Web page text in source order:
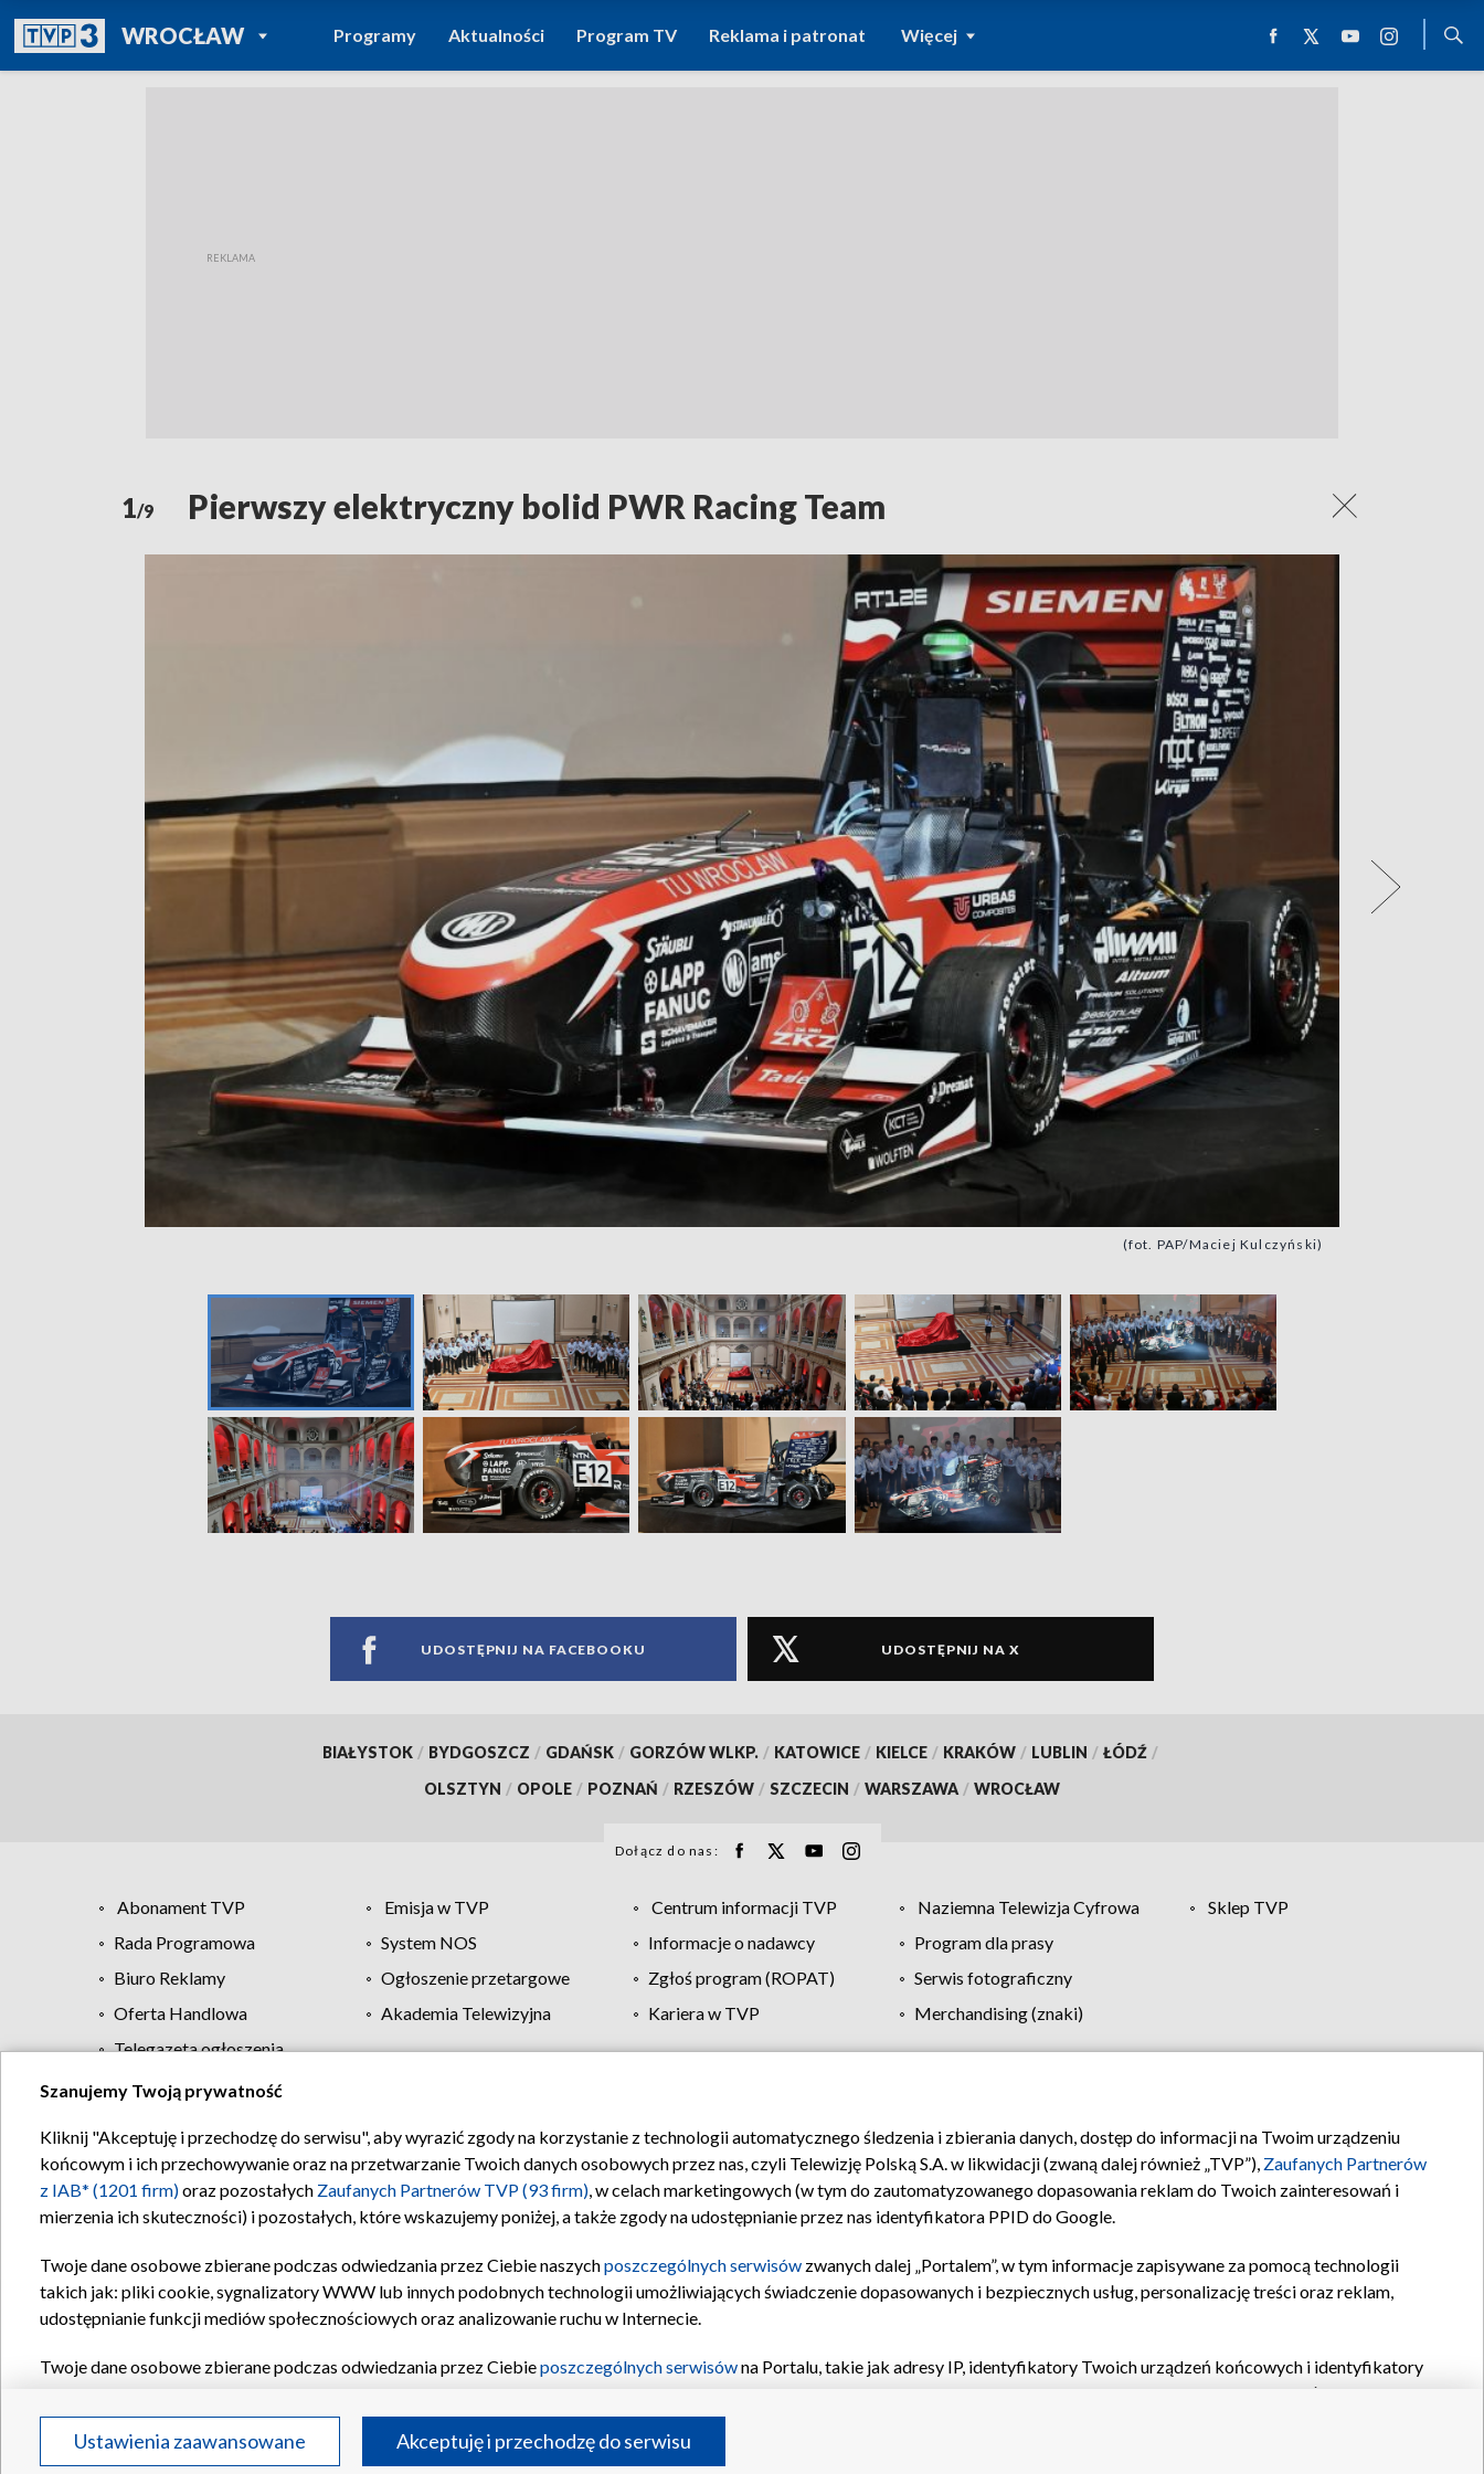
WROCŁAWPOWRÓT DO
TVP REGIONY
Programy Aktualności Program TV Reklama i patronat Więcej
1/9 Pierwszy elektryczny bolid PWR Racing Team
(fot. PAP/Maciej Kulczyński)
UDOSTĘPNIJ NA FACEBOOKU UDOSTĘPNIJ NA X
BIAŁYSTOK / BYDGOSZCZ / GDAŃSK / GORZÓW WLKP. / KATOWICE / KIELCE / KRAKÓW / LUBLIN / ŁÓDŹ /
OLSZTYN / OPOLE / POZNAŃ / RZESZÓW / SZCZECIN / WARSZAWA / WROCŁAW
Dołącz do nas:
Abonament TVP Emisja w TVP Centrum informacji TVP Naziemna Telewizja Cyfrowa
Sklep TVP
Rada Programowa
System NOS Informacje o nadawcy
Program dla prasy
Biuro Reklamy
Ogłoszenie przetargowe Zgłoś program (ROPAT)
Serwis fotograficzny
Oferta Handlowa
Akademia Telewizyjna Kariera w TVP
Merchandising (znaki)
Telegazeta ogłoszenia
Regulamin TVP Polityka prywatności Moje zgody Pomoc Biuro reklamy Kontakt
Szanujemy Twoją prywatność
Kliknij "Akceptuję i przechodzę do serwisu", aby wyrazić zgody na korzystanie z technologii automatycznego śledzenia i zbierania danych, dostęp do informacji na Twoim urządzeniu
końcowym i ich przechowywanie oraz na przetwarzanie Twoich danych osobowych przez nas, czyli Telewizję Polską S.A. w likwidacji (zwaną dalej również „TVP”), Zaufanych Partnerów
z IAB* (1201 firm)oraz pozostałych Zaufanych Partnerów TVP (93 firm), w celach marketingowych (w tym do zautomatyzowanego dopasowania reklam do Twoich zainteresowań i
mierzenia ich skuteczności) i pozostałych, które wskazujemy poniżej, a także zgody na udostępnianie przez nas identyfikatora PPID do Google.
Twoje dane osobowe zbierane podczas odwiedzania przez Ciebie naszychposzczególnych serwisów zwanych dalej „Portalem”, w tym informacje zapisywane za pomocą technologii
takich jak: pliki cookie, sygnalizatory WWW lub innych podobnych technologii umożliwiających świadczenie dopasowanych i bezpiecznych usług, personalizację treści oraz reklam,
udostępnianie funkcji mediów społecznościowych oraz analizowanie ruchu w Internecie.
Twoje dane osobowe zbierane podczas odwiedzania przez Ciebieposzczególnych serwisówna Portalu, takie jak adresy IP, identyfikatory Twoich urządzeń końcowych i identyfikatory
oraz pozostałych
Partnerów TVPdla realizacji następujących celów i funkcji: przechowywania informacji na urządzeniu lub dostęp do nich, wyboru podstawowych reklam, wyboru spersonalizowanych
reklam, tworzenia profilu spersonalizowanych reklam, tworzenia profilu spersonalizowanych treści, wyboru spersonalizowanych treści, pomiaru wydajności reklam, pomiaru wydajności
Ustawienia zaawansowane Akceptuję i przechodzę do serwisu